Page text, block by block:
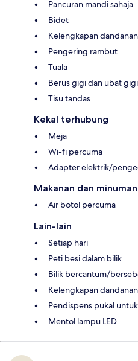
Pancuran mandi sahaja
Bidet
Kelengkapan
Pengering rambut
Tuala
Berus gigi dan ubat
Tisu tandas
Kekal terhubung
Meja
Wi-fi percuma
Adapter elektrik/
Makanan dan minuman
Air botol percuma
Lain-lain
Setiap hari
Peti besi dalam bilik
Bilik bercantum/
Kelengkapan
Pendispens pukal
Mentol lampu LED